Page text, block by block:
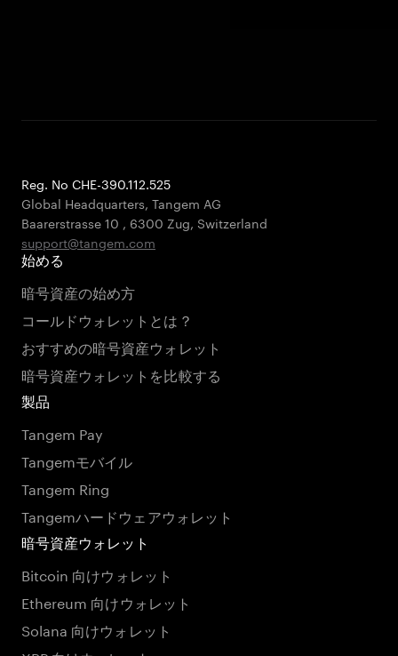
Reg. No CHE-390.112.525
Global Headquarters, Tangem AG
Baarerstrasse 10 , 6300 Zug, Switzerland
support@tangem.com
始める
暗号資産の始め方
コールドウォレットとは？
おすすめの暗号資産ウォレット
暗号資産ウォレットを比較する
製品
Tangem Pay
Tangemモバイル
Tangem Ring
Tangemハードウェアウォレット
暗号資産ウォレット
Bitcoin 向けウォレット
Ethereum 向けウォレット
Solana 向けウォレット